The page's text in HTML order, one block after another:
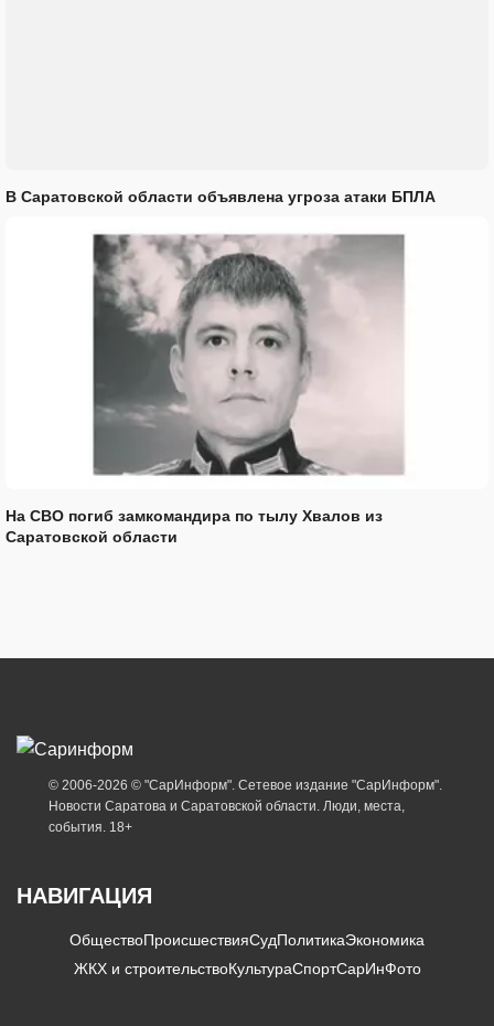
В Саратовской области объявлена угроза атаки БПЛА
На СВО погиб замкомандира по тылу Хвалов из
Саратовской области
© 2006-2026 © "СарИнформ". Сетевое издание "СарИнформ".
Новости Саратова и Саратовской области. Люди, места,
события. 18+
НАВИГАЦИЯ
ОбществоПроисшествияСудПолитикаЭкономика
ЖКХ и строительствоКультураСпортСарИнФото